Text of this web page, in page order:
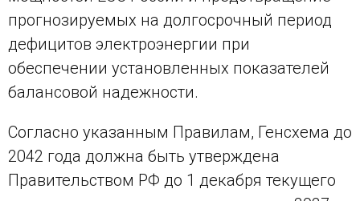
прогнозируемых на долгосрочный период
дефицитов электроэнергии при
обеспечении установленных показателей
балансовой надежности.
Согласно указанным Правилам, Генсхема до
2042 года должна быть утверждена
Правительством РФ до 1 декабря текущего